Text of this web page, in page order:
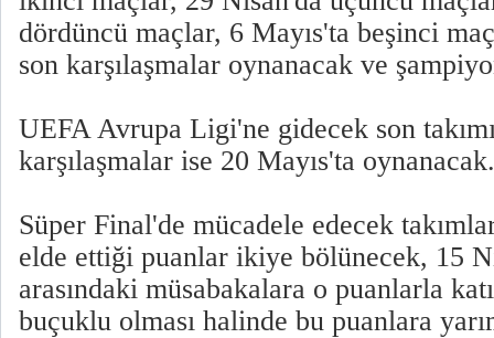
dördüncü maçlar, 6 Mayıs'ta beşinci
son karşılaşmalar oynanacak ve
UEFA Avrupa Ligi'ne gidecek son
karşılaşmalar ise 20 Mayıs'ta oynanacak.
Süper Final'de mücadele edecek
elde ettiği puanlar ikiye bölünecek, 15
arasındaki müsabakalara o puanlarla
buçuklu olması halinde bu puanlara